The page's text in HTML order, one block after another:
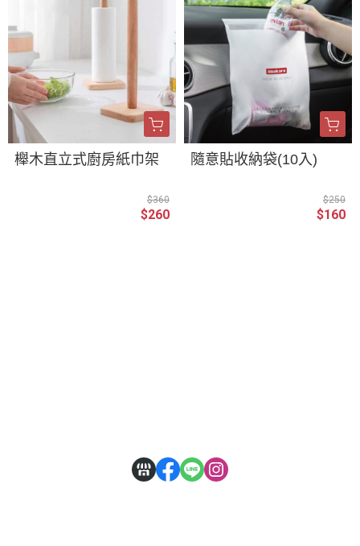
櫸木直立式廚房紙巾架
$360
$260
隨意貼收納袋(10入)
$250
$160